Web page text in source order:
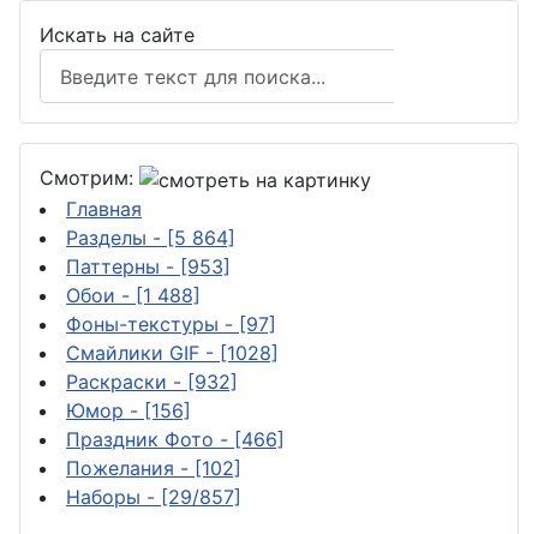
Искать на сайте
Смотрим:
Главная
Разделы - [5 864]
Паттерны - [953]
Обои - [1 488]
Фоны-текстуры - [97]
Смайлики GIF - [1028]
Раскраски - [932]
Юмор - [156]
Праздник Фото - [466]
Пожелания - [102]
Наборы - [29/857]